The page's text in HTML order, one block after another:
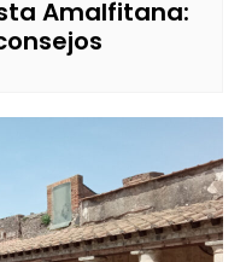
Amalfitana: